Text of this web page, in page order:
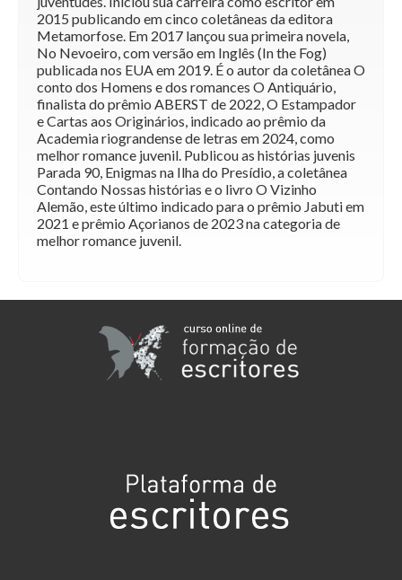
2015 publicando em cinco coletâneas da editora
Metamorfose. Em 2017 lançou sua primeira novela,
No Nevoeiro, com versão em Inglês (In the Fog)
publicada nos EUA em 2019. É o autor da coletânea O
conto dos Homens e dos romances O Antiquário,
finalista do prêmio ABERST de 2022, O Estampador
e Cartas aos Originários, indicado ao prêmio da
Academia riograndense de letras em 2024, como
melhor romance juvenil. Publicou as histórias juvenis
Parada 90, Enigmas na Ilha do Presídio, a coletânea
Contando Nossas histórias e o livro O Vizinho
Alemão, este último indicado para o prêmio Jabuti em
2021 e prêmio Açorianos de 2023 na categoria de
melhor romance juvenil.